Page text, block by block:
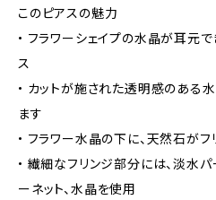
このピアスの魅力
• フラワーシェイプの水晶が耳元で
ス
• カットが施された透明感のある
ます
• フラワー水晶の下に、天然石が
• 繊細なフリンジ部分には、淡水パ
ーネット、水晶を使用